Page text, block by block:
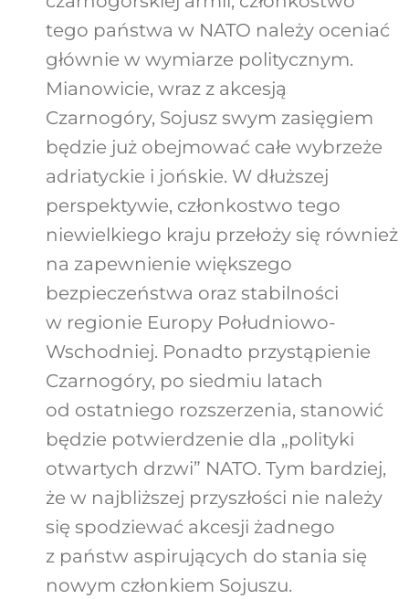
tego państwa w NATO należy oceniać
głównie w wymiarze politycznym.
Mianowicie, wraz z akcesją
Czarnogóry, Sojusz swym zasięgiem
będzie już obejmować całe wybrzeże
adriatyckie i jońskie. W dłuższej
perspektywie, członkostwo tego
niewielkiego kraju przełoży się również
na zapewnienie większego
bezpieczeństwa oraz stabilności
w regionie Europy Południowo-
Wschodniej. Ponadto przystąpienie
Czarnogóry, po siedmiu latach
od ostatniego rozszerzenia, stanowić
będzie potwierdzenie dla „polityki
otwartych drzwi” NATO. Tym bardziej,
że w najbliższej przyszłości nie należy
się spodziewać akcesji żadnego
z państw aspirujących do stania się
nowym członkiem Sojuszu.